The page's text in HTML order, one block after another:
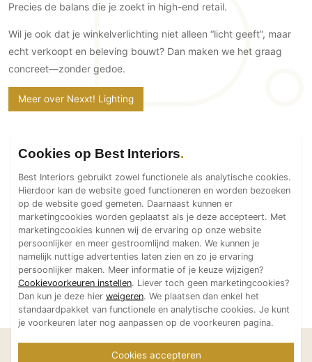
Precies de balans die je zoekt in high-end retail.
Wil je ook dat je winkelverlichting niet alleen “licht geeft”, maar
echt verkoopt en beleving bouwt? Dan maken we het graag
concreet—zonder gedoe.
Meer over Nexxt! Lighting
Cookies op Best Interiors
Best Interiors gebruikt zowel functionele als analytische cookies.
Hierdoor kan de website goed functioneren en worden bezoeken
op de website goed gemeten. Daarnaast kunnen er
marketingcookies worden geplaatst als je deze accepteert. Met
marketingcookies kunnen wij de ervaring op onze website
persoonlijker en meer gestroomlijnd maken. We kunnen je
namelijk nuttige advertenties laten zien en zo je ervaring
persoonlijker maken. Meer informatie of je keuze wijzigen?
Cookievoorkeuren instellen. Liever toch geen marketingcookies?
Dan kun je deze hier weigeren. We plaatsen dan enkel het
standaardpakket van functionele en analytische cookies. Je kunt
je voorkeuren later nog aanpassen op de voorkeuren pagina.
Cookies accepteren